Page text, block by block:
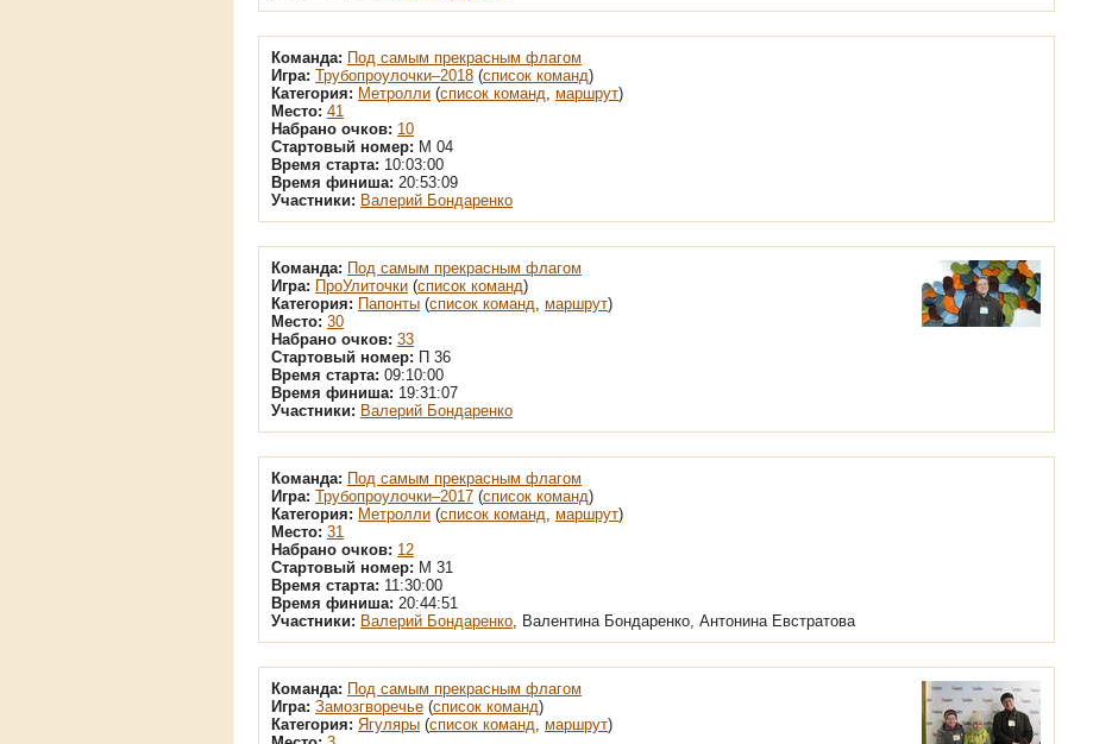
Команда: Под самым прекрасным флагом
Игра: Трубопроулочки–2018 (список команд)
Категория: Метролли (список команд маршрут)
Место: 41
Набрано очков: 10
Стартовый номер: М 04
Время старта: 10:03:00
Время финиша: 20:53:09
Участники: Валерий Бондаренко
Команда: Под самым прекрасным флагом
Игра: ПроУлиточки (список команд)
Категория: Папонты (список команд маршрут)
Место: 30
Набрано очков: 33
Стартовый номер: П 36
Время старта: 09:10:00
Время финиша: 19:31:07
Участники: Валерий Бондаренко
Команда: Под самым прекрасным флагом
Игра: Трубопроулочки–2017 (список команд)
Категория: Метролли (список команд маршрут)
Место: 31
Набрано очков: 12
Стартовый номер: М 31
Время старта: 11:30:00
Время финиша: 20:44:51
Участники: Валерий Бондаренко , Валентина Бондаренко, Антонина Евстратова
Команда: Под самым прекрасным флагом
Игра: Замозгворечье (список команд)
Категория: Ягуляры (список команд маршрут)